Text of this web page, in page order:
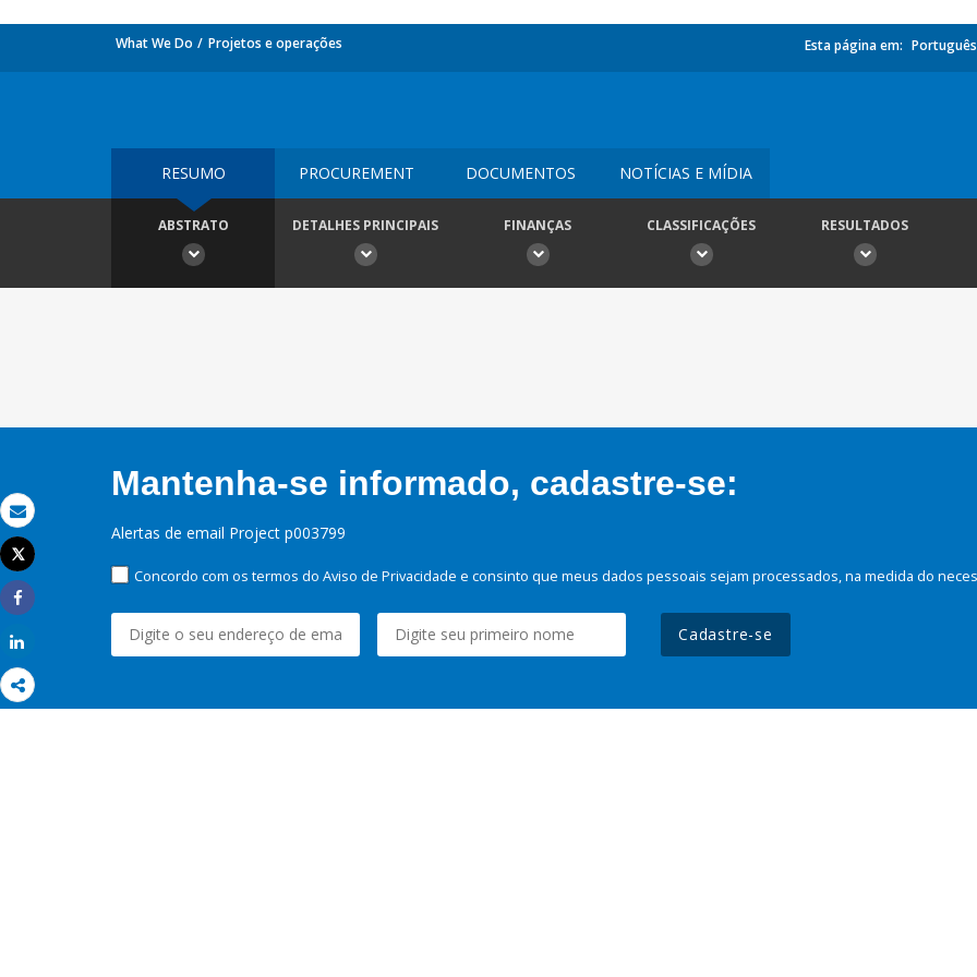
Email
Imprimir
Tweet
Share
What We Do Projetos e operações Esta página em: Português
RESUMO PROCUREMENT DOCUMENTOS NOTÍCIAS E MÍDIA
ABSTRATO DETALHES PRINCIPAIS FINANÇAS CLASSIFICAÇÕES RESULTADOS
Mantenha-se informado, cadastre-se:
Alertas de email Project p003799
Concordo com os termos do Aviso de Privacidade e consinto que meus dados pessoais sejam processados, na medida do
Cadastre-se